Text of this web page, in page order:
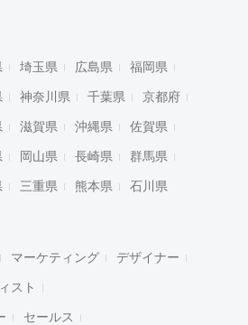
埼玉県 広島県 福岡県
神奈川県 千葉県 京都府
滋賀県 沖縄県 佐賀県
岡山県 長崎県 群馬県
三重県 熊本県 石川県
マーケティング デザイナー
スト
セールス